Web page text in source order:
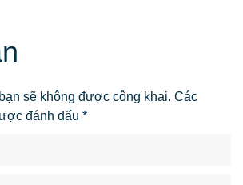
sẽ không được công khai. Các
đánh dấu *